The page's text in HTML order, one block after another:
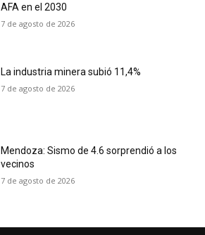
AFA en el 2030
7 de agosto de 2026
La industria minera subió 11,4%
7 de agosto de 2026
Mendoza: Sismo de 4.6 sorprendió a los
vecinos
7 de agosto de 2026